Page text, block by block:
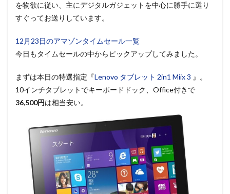
を物欲に従い、主にデジタルガジェットを中心に勝手に選り
すぐってお送りしています。
12月23日のアマゾンタイムセール一覧
今日もタイムセールの中からピックアップしてみました。
まずは本日の特選指定『Lenovo タブレット 2in1 Miix 3 』。
10インチタブレットでキーボードドック、Office付きで
36,500円は相当安い。